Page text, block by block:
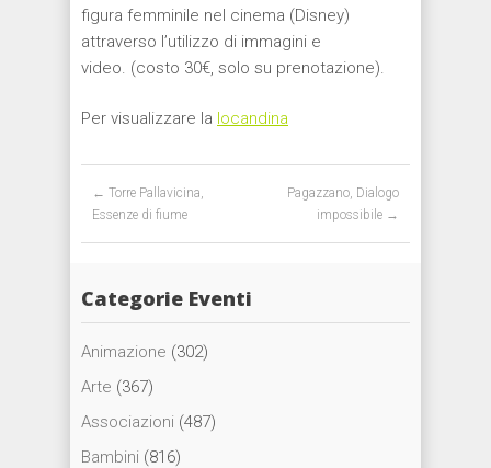
figura femminile nel cinema (Disney)
attraverso l’utilizzo di immagini e
video. (costo 30€, solo su prenotazione).
Per visualizzare la locandina
← Torre Pallavicina,
Essenze di fiume
Pagazzano, Dialogo
impossibile →
Categorie Eventi
Animazione (302)
Arte (367)
Associazioni (487)
Bambini (816)